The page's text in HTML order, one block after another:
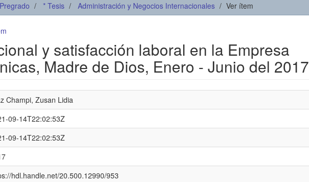
* Tesis Administración y Negocios Internacionales Ver ítem
y satisfacción laboral en la Empresa
Madre de Dios, Enero - Junio del 2017
Champi, Zusan Lidia
09-14T22:02:53Z
09-14T22:02:53Z
hdl.handle.net/20.500.12990/953